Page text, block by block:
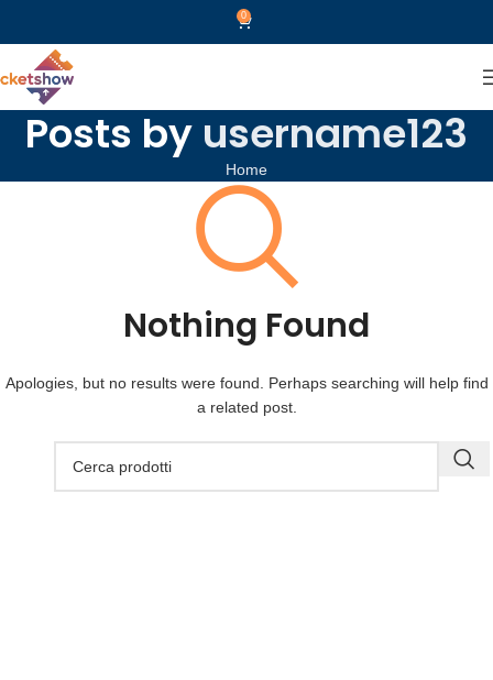
0
Posts by username123
Home
Nothing Found
Apologies, but no results were found. Perhaps searching will help find
a related post.